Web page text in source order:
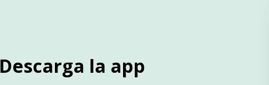
Descarga la app